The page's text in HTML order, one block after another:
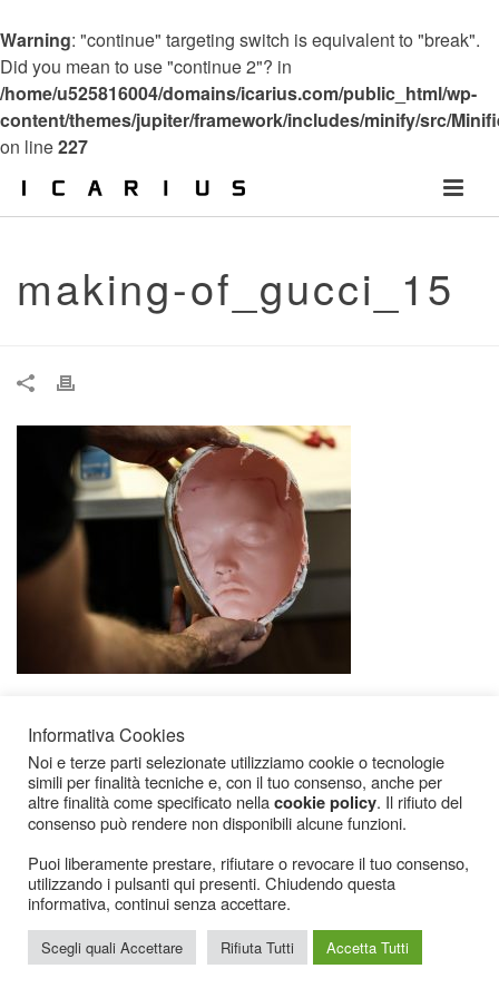
Warning: "continue" targeting switch is equivalent to "break".
Did you mean to use "continue 2"? in
/home/u525816004/domains/icarius.com/public_html/wp-
content/themes/jupiter/framework/includes/minify/src/
on line227
making-of_gucci_15
Icarius.com Copyright © 2000 - 2022 | Privacy Policy Cookies Policy
Cookies
Informativa Cookies
Noi e terze parti selezionate utilizziamo cookie o tecnologie
simili per finalità tecniche e, con il tuo consenso, anche per
altre finalità come specificato nellacookie policy. Il rifiuto del
consenso può rendere non disponibili alcune funzioni.
Puoi liberamente prestare, rifiutare o revocare il tuo consenso,
utilizzando i pulsanti qui presenti. Chiudendo questa
informativa, continui senza accettare.
Scegli quali Accettare Rifiuta Tutti Accetta Tutti